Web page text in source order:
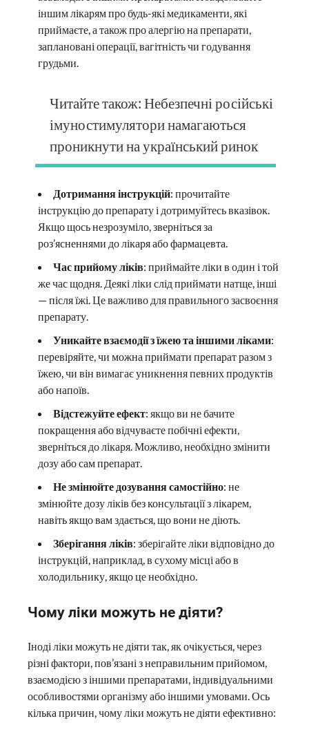
іншим лікарям про будь-які медикаменти, які
приймаєте, а також про алергію на препарати,
заплановані операції, вагітність чи годування
грудьми.
Читайте також: Небезпечні російські
імуностимулятори намагаються
проникнути на український ринок
Дотримання інструкцій: прочитайте
інструкцію до препарату і дотримуйтесь вказівок.
Якщо щось незрозуміло, зверніться за
роз’ясненнями до лікаря або фармацевта.
Час прийому ліків: приймайте ліки в один і той
же час щодня. Деякі ліки слід приймати натще, інші
— після їжі. Це важливо для правильного засвоєння
препарату.
Уникайте взаємодії з їжею та іншими ліками:
перевіряйте, чи можна приймати препарат разом з
їжею, чи він вимагає уникнення певних продуктів
або напоїв.
Відстежуйте ефект: якщо ви не бачите
покращення або відчуваєте побічні ефекти,
зверніться до лікаря. Можливо, необхідно змінити
дозу або сам препарат.
Не змінюйте дозування самостійно: не
змінюйте дозу ліків без консультації з лікарем,
навіть якщо вам здається, що вони не діють.
Зберігання ліків: зберігайте ліки відповідно до
інструкцій, наприклад, в сухому місці або в
холодильнику, якщо це необхідно.
Чому ліки можуть не діяти?
Іноді ліки можуть не діяти так, як очікується, через
різні фактори, пов’язані з неправильним прийомом,
взаємодією з іншими препаратами, індивідуальними
особливостями організму або іншими умовами. Ось
кілька причин, чому ліки можуть не діяти ефективно: